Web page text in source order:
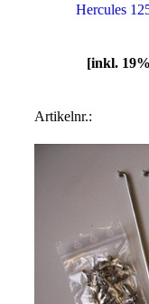
Hercules
[inkl.
Artikelnr.: